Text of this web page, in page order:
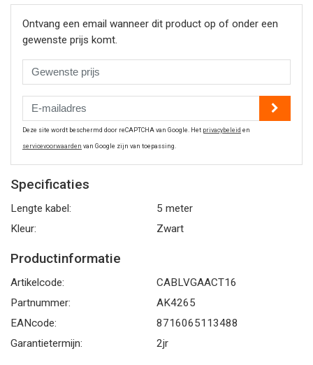
Ontvang een email wanneer dit product op of onder een
gewenste prijs komt.
Deze site wordt beschermd door reCAPTCHA van Google. Het privacybeleid en
servicevoorwaarden van Google zijn van toepassing.
Specificaties
Lengte kabel:
5 meter
Kleur:
Zwart
Productinformatie
Artikelcode:
CABLVGAACT16
Partnummer:
AK4265
EANcode:
8716065113488
Garantietermijn:
2jr